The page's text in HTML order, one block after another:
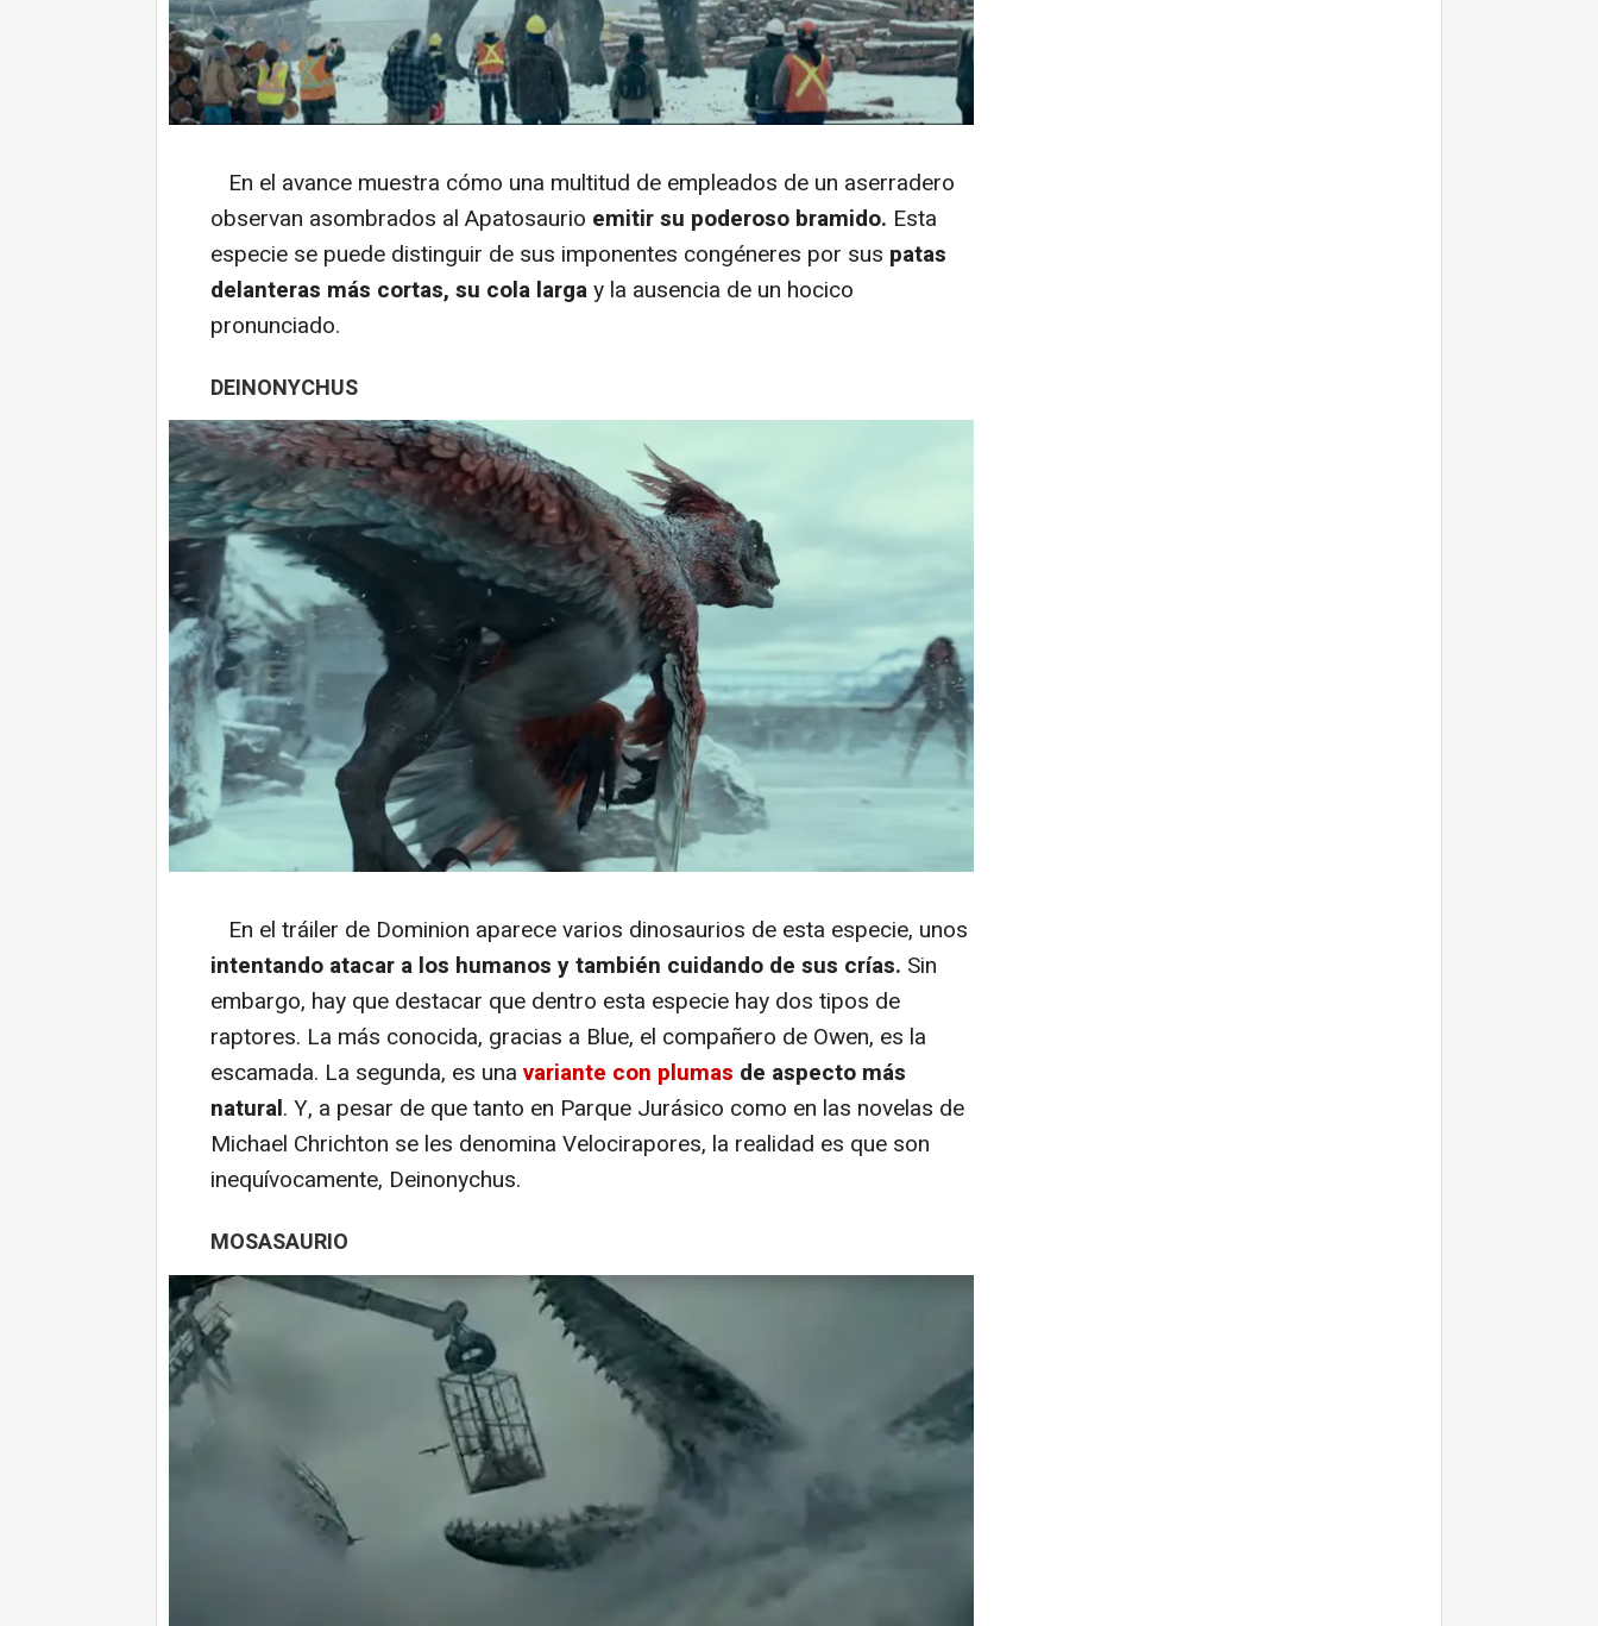
En el avance muestra cómo una multitud de empleados de un aserradero
observan asombrados al Apatosaurio emitir su poderoso bramido. Esta
especie se puede distinguir de sus imponentes congéneres por sus patas
delanteras más cortas, su cola largay la ausencia de un hocico
pronunciado.
DEINONYCHUS
En el tráiler de Dominion aparece varios dinosaurios de esta especie, unos
intentando atacar a los humanos y también cuidando de sus crías. Sin
embargo, hay que destacar que dentro esta especie hay dos tipos de
raptores. La más conocida, gracias a Blue, el compañero de Owen, es la
escamada. La segunda, es una variante con plumas de aspecto más
natural. Y, a pesar de que tanto en Parque Jurásico como en las novelas de
Michael Chrichton se les denomina Velocirapores, la realidad es que son
inequívocamente, Deinonychus.
MOSASAURIO